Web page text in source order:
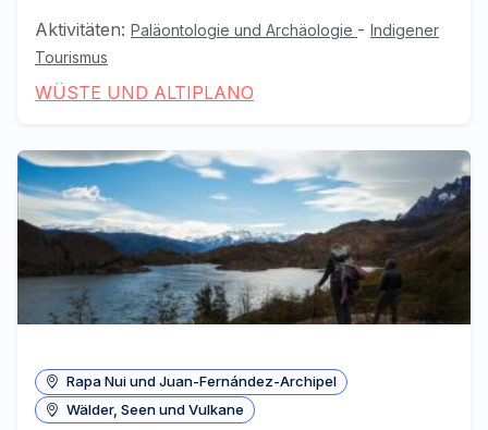
Aktivitäten: Paläontologie und Archäologie - Indigener
Tourismus
WÜSTE UND ALTIPLANO
Rapa Nui und Juan-Fernández-Archipel
Wälder, Seen und Vulkane